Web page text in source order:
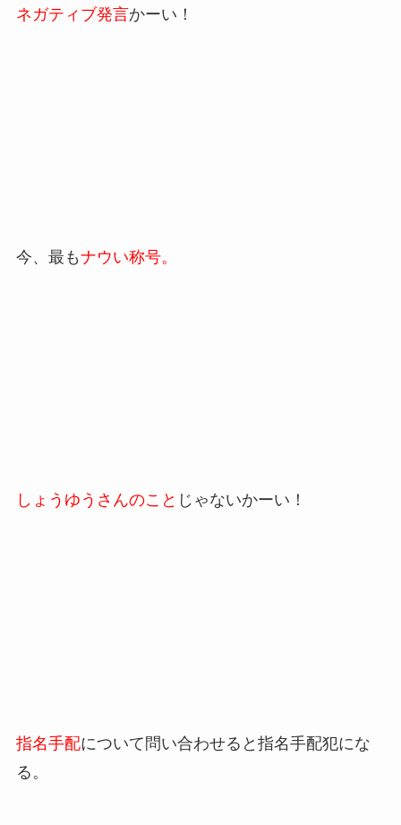
ネガティブ発言かーい！
今、最もナウい称号。
しょうゆうさんのこと じゃないかーい！
指名手配について問い合わせると指名手配犯にな
る。